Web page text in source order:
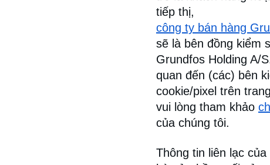
tiếp thị,
công ty bán hàng
sẽ là bên đồng kiểm
Grundfos Holding A/
quan đến (các) bên
cookie/pixel trên
vui lòng tham khảo
của chúng tôi.
Thông tin liên lạc